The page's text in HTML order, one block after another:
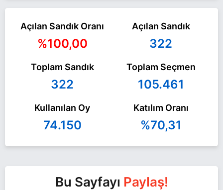
Açılan Sandık Oranı
%100,00
Açılan Sandık
322
Toplam Sandık
322
Toplam Seçmen
105.461
Kullanılan Oy
74.150
Katılım Oranı
%70,31
Bu Sayfayı Paylaş!